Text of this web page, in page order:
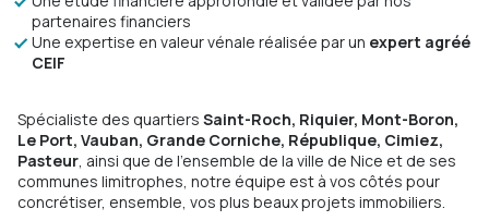
partenaires financiers
Une expertise en valeur vénale réalisée par un expert agréé
CEIF
Spécialiste des quartiers Saint-Roch, Riquier, Mont-Boron,
Le Port, Vauban, Grande Corniche, République, Cimiez,
Pasteur , ainsi que de l’ensemble de la ville de Nice et de ses
communes limitrophes, notre équipe est à vos côtés pour
concrétiser, ensemble, vos plus beaux projets immobiliers.